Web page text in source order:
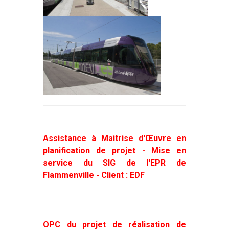
Assistance à Maitrise d'Œuvre en
planification de projet - Mise en
service du SIG de l'EPR de
Flammenville - Client : EDF
OPC du projet de réalisation de